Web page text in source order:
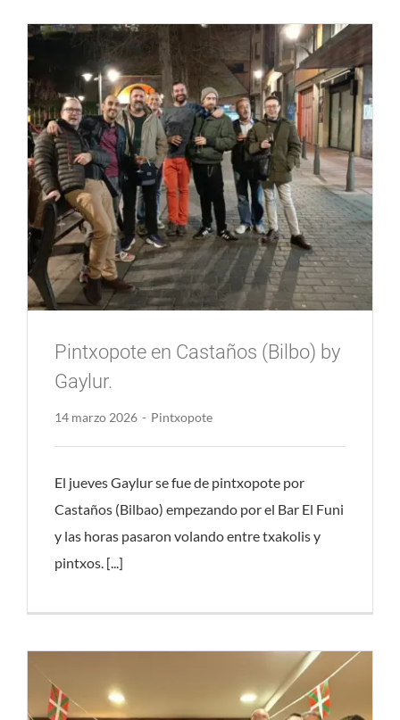
Pintxopote en Castaños (Bilbo) by
Gaylur.
14 marzo 2026 - Pintxopote
El jueves Gaylur se fue de pintxopote por
Castaños (Bilbao) empezando por el Bar El Funi
y las horas pasaron volando entre txakolis y
pintxos. [...]